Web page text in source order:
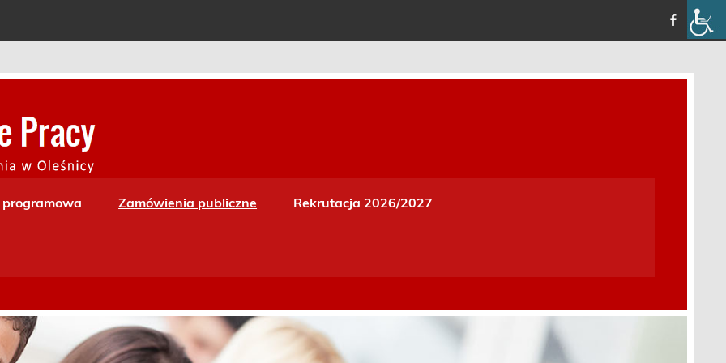
Zamówienia publiczne Rekrutacja 2026/2027